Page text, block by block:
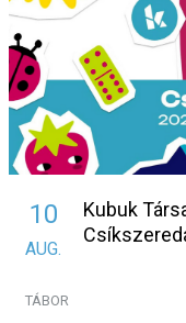
10
AUG.
Kubuk
TÁBOR